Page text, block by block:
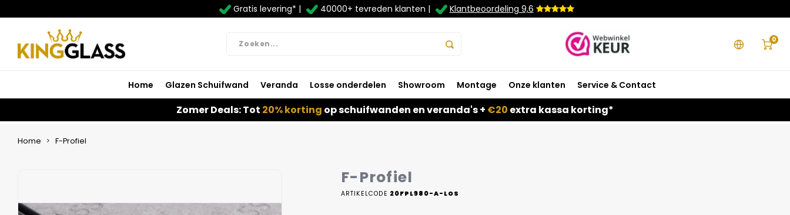
Gratis levering* | 40000+ tevreden klanten | Klantbeoordeling 9,6
0
Home Glazen Schuifwand Veranda Losse onderdelen Showroom Montage Onze klanten Service & Contact
Zomer Deals: Tot 20% korting op schuifwanden en veranda's + €20 extra kassa korting*
Home F-Profiel
F-Profiel
ARTIKELCODE 20FPL980-A-LOS